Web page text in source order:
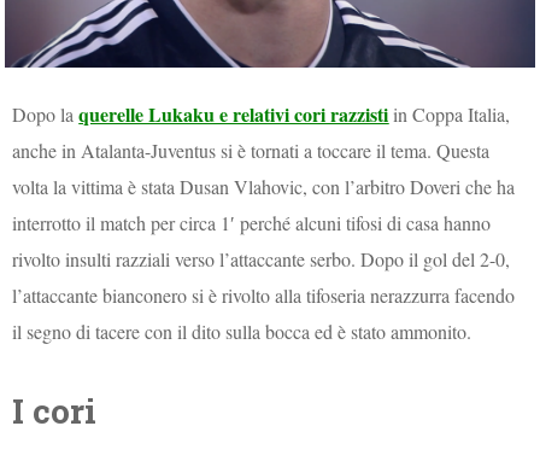
Dopo laquerelle Lukaku e relativi cori razzisti in Coppa Italia,
anche in Atalanta-Juventus si è tornati a toccare il tema. Questa
volta la vittima è stata Dusan Vlahovic, con l’arbitro Doveri che ha
interrotto il match per circa 1′ perché alcuni tifosi di casa hanno
rivolto insulti razziali verso l’attaccante serbo. Dopo il gol del 2-0,
l’attaccante bianconero si è rivolto alla tifoseria nerazzurra facendo
il segno di tacere con il dito sulla bocca ed è stato ammonito.
I cori